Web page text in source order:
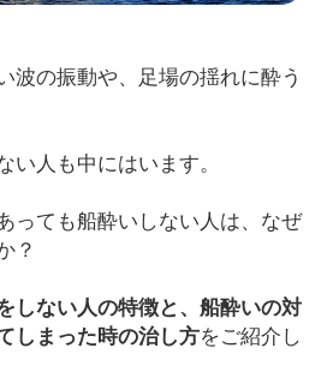
波の振動や、足場の揺れに酔う
い人も中にはいます。
っても船酔いしない人は、なぜ
？
しない人の特徴と、船酔いの対
しまった時の治し方をご紹介し